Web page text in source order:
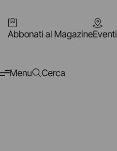
Abbonati al MagazineEventi
Menu Cerca